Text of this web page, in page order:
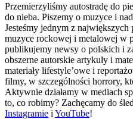
Przemierzyliśmy autostradę do
do nieba. Piszemy o muzyce i
Jesteśmy jednym z
muzyce rockowej i metalowej w
publikujemy newsy o polskich i
obszerne autorskie artykuły i
materiały lifestyle’owe i
filmy, w szczególności horrory,
Aktywnie działamy w mediach
to, co robimy? Zachęcamy do
Instagramie i YouTube!